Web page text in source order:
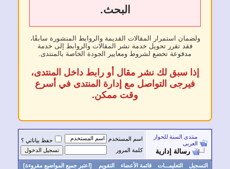
استمرار المقالات القديمة والروابط المنشورة سابقًا،
تقرر تحويل خدمة نشر المقالات والروابط إلى خدمة
تخضع لشروط ومعايير الجودة الخاصة بالمنتدى.
سبق لك نشر مقال أو رابط داخل المنتدى،
التواصل مع إدارة المنتدى في أسرع
وقت ممكن.
السنة للحوار
إدارية
اسم المستخدم
حفظ بياناتي ؟
كلمة المرور
التعليمـــات قائمة الأعضاء التقويم [اعتبر جميع المواضيع مقروءة]